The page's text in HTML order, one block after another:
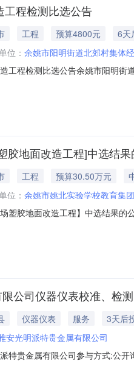
工程检测比选公告
工程 预算4800元
6天
位： 余姚市阳明街道北郊村集体
工程检测比选公告余姚市阳明
检测中介服务完成期限要求：
胶地面改造工程]中选结
工程 预算30.50万元
位： 余姚市姚北实验学校教育集团
塑胶地面改造工程】中选结果的
公告如下：项目编号：YY-
半圆球场塑胶地面改造工程中
公司仪器仪表校准、检
仪器仪表 服务
3天后
安光明派特贵金属有限公司
特贵金属有限公司参与方式:公